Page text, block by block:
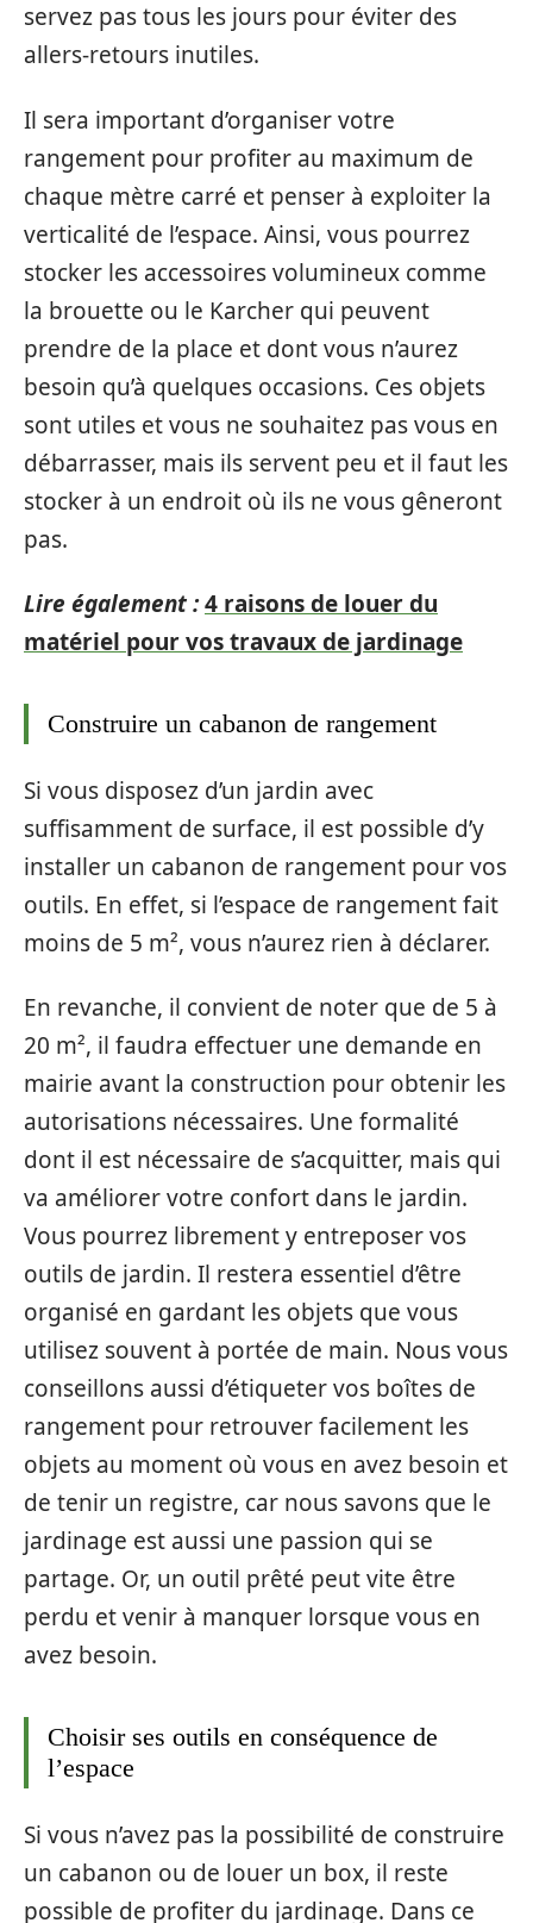
servez pas tous les jours pour éviter des
allers-retours inutiles.
Il sera important d’organiser votre
rangement pour profiter au maximum de
chaque mètre carré et penser à exploiter la
verticalité de l’espace. Ainsi, vous pourrez
stocker les accessoires volumineux comme
la brouette ou le Karcher qui peuvent
prendre de la place et dont vous n’aurez
besoin qu’à quelques occasions. Ces objets
sont utiles et vous ne souhaitez pas vous en
débarrasser, mais ils servent peu et il faut les
stocker à un endroit où ils ne vous gêneront
pas.
Lire également :4 raisons de louer du
matériel pour vos travaux de jardinage
Construire un cabanon de rangement
Si vous disposez d’un jardin avec
suffisamment de surface, il est possible d’y
installer un cabanon de rangement pour vos
outils. En effet, si l’espace de rangement fait
moins de 5 m², vous n’aurez rien à déclarer.
En revanche, il convient de noter que de 5 à
20 m², il faudra effectuer une demande en
mairie avant la construction pour obtenir les
autorisations nécessaires. Une formalité
dont il est nécessaire de s’acquitter, mais qui
va améliorer votre confort dans le jardin.
Vous pourrez librement y entreposer vos
outils de jardin. Il restera essentiel d’être
organisé en gardant les objets que vous
utilisez souvent à portée de main. Nous vous
conseillons aussi d’étiqueter vos boîtes de
rangement pour retrouver facilement les
objets au moment où vous en avez besoin et
de tenir un registre, car nous savons que le
jardinage est aussi une passion qui se
partage. Or, un outil prêté peut vite être
perdu et venir à manquer lorsque vous en
avez besoin.
Choisir ses outils en conséquence de
l’espace
Si vous n’avez pas la possibilité de construire
un cabanon ou de louer un box, il reste
possible de profiter du jardinage. Dans ce